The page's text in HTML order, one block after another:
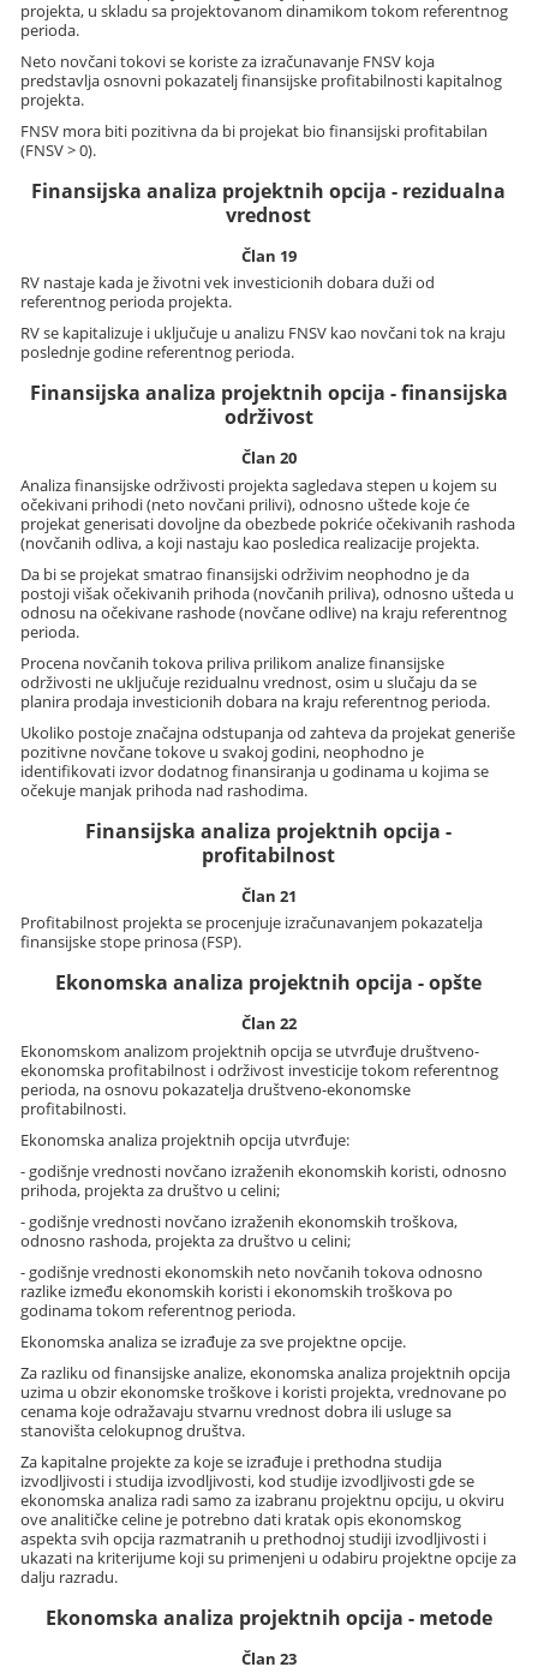
projekta, u skladu sa projektovanom dinamikom tokom referentnog
perioda.
Neto novčani tokovi se koriste za izračunavanje FNSV koja
predstavlja osnovni pokazatelj finansijske profitabilnosti kapitalnog
projekta.
FNSV mora biti pozitivna da bi projekat bio finansijski profitabilan
(FNSV > 0).
Finansijska analiza projektnih opcija - rezidualna
vrednost
Član 19
RV nastaje kada je životni vek investicionih dobara duži od
referentnog perioda projekta.
RV se kapitalizuje i uključuje u analizu FNSV kao novčani tok na kraju
poslednje godine referentnog perioda.
Finansijska analiza projektnih opcija - finansijska
održivost
Član 20
Analiza finansijske održivosti projekta sagledava stepen u kojem su
očekivani prihodi (neto novčani prilivi), odnosno uštede koje će
projekat generisati dovoljne da obezbede pokriće očekivanih rashoda
(novčanih odliva, a koji nastaju kao posledica realizacije projekta.
Da bi se projekat smatrao finansijski održivim neophodno je da
postoji višak očekivanih prihoda (novčanih priliva), odnosno ušteda u
odnosu na očekivane rashode (novčane odlive) na kraju referentnog
perioda.
Procena novčanih tokova priliva prilikom analize finansijske
održivosti ne uključuje rezidualnu vrednost, osim u slučaju da se
planira prodaja investicionih dobara na kraju referentnog perioda.
Ukoliko postoje značajna odstupanja od zahteva da projekat generiše
pozitivne novčane tokove u svakoj godini, neophodno je
identifikovati izvor dodatnog finansiranja u godinama u kojima se
očekuje manjak prihoda nad rashodima.
Finansijska analiza projektnih opcija -
profitabilnost
Član 21
Profitabilnost projekta se procenjuje izračunavanjem pokazatelja
finansijske stope prinosa (FSP).
Ekonomska analiza projektnih opcija - opšte
Član 22
Ekonomskom analizom projektnih opcija se utvrđuje društveno-
ekonomska profitabilnost i održivost investicije tokom referentnog
perioda, na osnovu pokazatelja društveno-ekonomske
profitabilnosti.
Ekonomska analiza projektnih opcija utvrđuje:
- godišnje vrednosti novčano izraženih ekonomskih koristi, odnosno
prihoda, projekta za društvo u celini;
- godišnje vrednosti novčano izraženih ekonomskih troškova,
odnosno rashoda, projekta za društvo u celini;
- godišnje vrednosti ekonomskih neto novčanih tokova odnosno
razlike između ekonomskih koristi i ekonomskih troškova po
godinama tokom referentnog perioda.
Ekonomska analiza se izrađuje za sve projektne opcije.
Za razliku od finansijske analize, ekonomska analiza projektnih opcija
uzima u obzir ekonomske troškove i koristi projekta, vrednovane po
cenama koje odražavaju stvarnu vrednost dobra ili usluge sa
stanovišta celokupnog društva.
Za kapitalne projekte za koje se izrađuje i prethodna studija
izvodljivosti i studija izvodljivosti, kod studije izvodljivosti gde se
ekonomska analiza radi samo za izabranu projektnu opciju, u okviru
ove analitičke celine je potrebno dati kratak opis ekonomskog
aspekta svih opcija razmatranih u prethodnoj studiji izvodljivosti i
ukazati na kriterijume koji su primenjeni u odabiru projektne opcije za
dalju razradu.
Ekonomska analiza projektnih opcija - metode
Član 23